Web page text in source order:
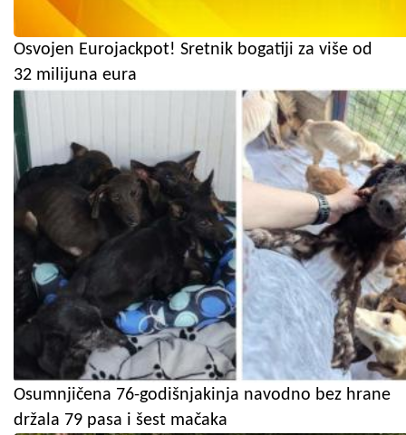
Osvojen Eurojackpot! Sretnik bogatiji za više od
32 milijuna eura
Osumnjičena 76-godišnjakinja navodno bez hrane
držala 79 pasa i šest mačaka